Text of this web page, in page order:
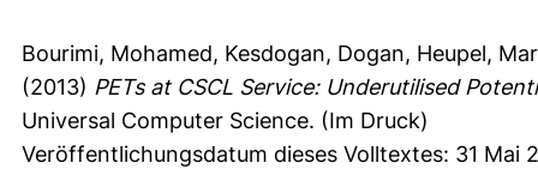
Bourimi, Mohamed, Kesdogan, Dogan, Heupel,
(2013) PETs at CSCL Service: Underutilised
Universal Computer Science. (Im Druck)
Veröffentlichungsdatum dieses Volltextes: 31 Mai